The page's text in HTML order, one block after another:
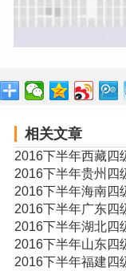
相关文章
2016下半年西藏四
2016下半年贵州四
2016下半年海南四
2016下半年广东四
2016下半年湖北四
2016下半年山东四
2016下半年福建四